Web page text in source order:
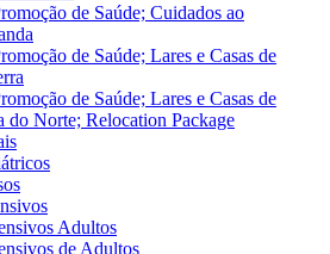
de Saúde; Cuidados ao
de Saúde; Lares e Casas de
de Saúde; Lares e Casas de
do Norte; Relocation Package
Adultos
de Adultos